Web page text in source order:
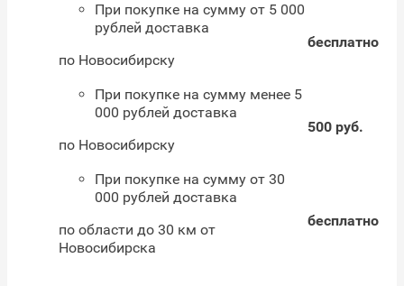
При покупке на сумму от 5 000
рублей доставка
по Новосибирску
бесплатно
При покупке на сумму менее 5
000 рублей доставка
по Новосибирску
500 руб.
При покупке на сумму от 30
000 рублей доставка
по области до 30 км от
Новосибирска
бесплатно